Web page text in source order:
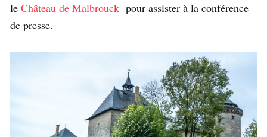
le Château de Malbrouck pour assister à la conférence
de presse.